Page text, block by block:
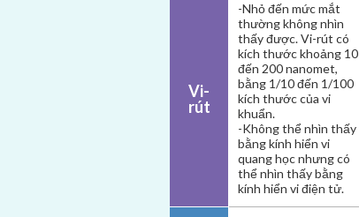
Vi-
rút
-Nhỏ đến mức mắt
thường không nhìn
thấy được. Vi-rút có
kích thước khoảng 10
đến 200 nanomet,
bằng 1/10 đến 1/100
kích thước của vi
khuẩn.
-Không thể nhìn thấy
bằng kính hiển vi
quang học nhưng có
thể nhìn thấy bằng
kính hiển vi điện tử.